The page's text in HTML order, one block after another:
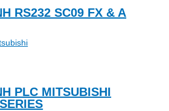
RS232 SC09 FX & A
PLC MITSUBISHI